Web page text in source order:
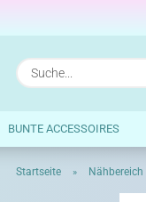
BUNTE ACCESSOIRES
Startseite » Nähbereich